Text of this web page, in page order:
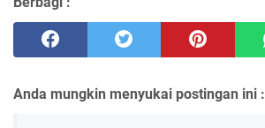
Anda mungkin menyukai postingan ini :